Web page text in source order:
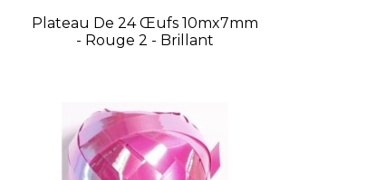
Plateau De 24 Œufs 10mx7mm
- Rouge 2 - Brillant